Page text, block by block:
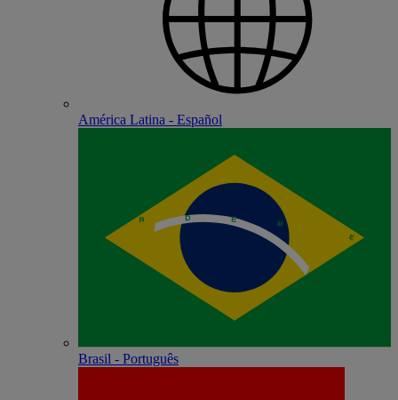
América Latina - Español
Brasil - Português